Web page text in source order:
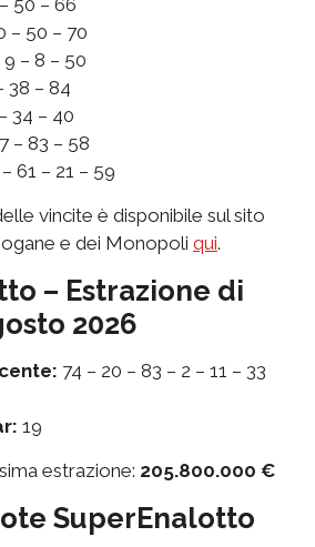
– 50 – 70
– 8 – 50
38 – 84
34 – 40
– 83 – 58
61 – 21 – 59
vincite è disponibile sul sito
e dei Monopoli qui.
– Estrazione di
2026
74 – 20 – 83 – 2 – 11 – 33
19
estrazione: 205.800.000 €
SuperEnalotto